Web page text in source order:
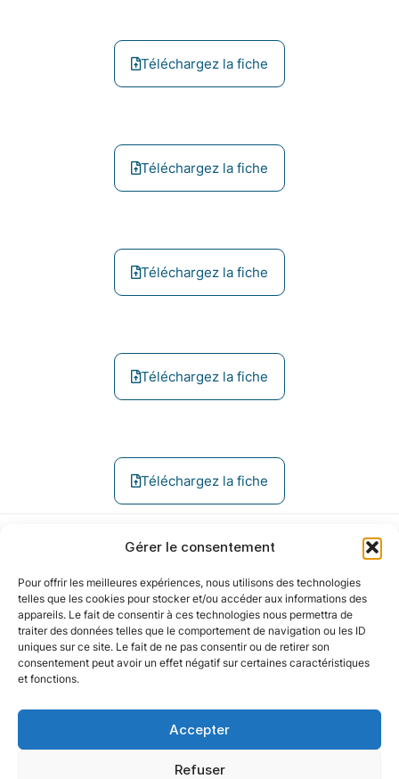
Gérer le consentement
Pour offrir les meilleures expériences, nous utilisons des technologies
telles que les cookies pour stocker et/ou accéder aux informations des
appareils. Le fait de consentir à ces technologies nous permettra de
traiter des données telles que le comportement de navigation ou les ID
uniques sur ce site. Le fait de ne pas consentir ou de retirer son
consentement peut avoir un effet négatif sur certaines caractéristiques
et fonctions.
Accepter
Refuser
Téléchargez la fiche
Téléchargez la fiche
Téléchargez la fiche
Téléchargez la fiche
Téléchargez la fiche
Notre politique
Nos agences
Nos autres marques
Nos réseaux